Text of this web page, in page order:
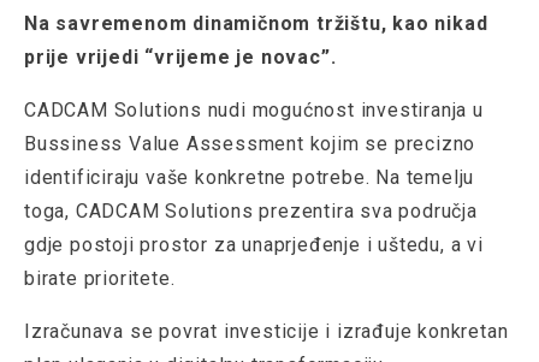
Na savremenom dinamičnom tržištu, kao nikad
prije vrijedi “vrijeme je novac”.
CADCAM Solutions nudi mogućnost investiranja u
Bussiness Value Assessment kojim se precizno
identificiraju vaše konkretne potrebe. Na temelju
toga, CADCAM Solutions prezentira sva područja
gdje postoji prostor za unaprjeđenje i uštedu, a vi
birate prioritete.
Izračunava se povrat investicije i izrađuje konkretan